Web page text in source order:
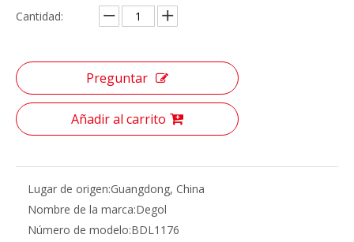
Cantidad:
Preguntar
Añadir al carrito
Lugar de origen:Guangdong, China
Nombre de la marca:Degol
Número de modelo:BDL1176